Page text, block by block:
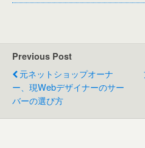
Previous Post
元ネットショップオーナ
ー、現webデザイナーのサー
バーの選び方